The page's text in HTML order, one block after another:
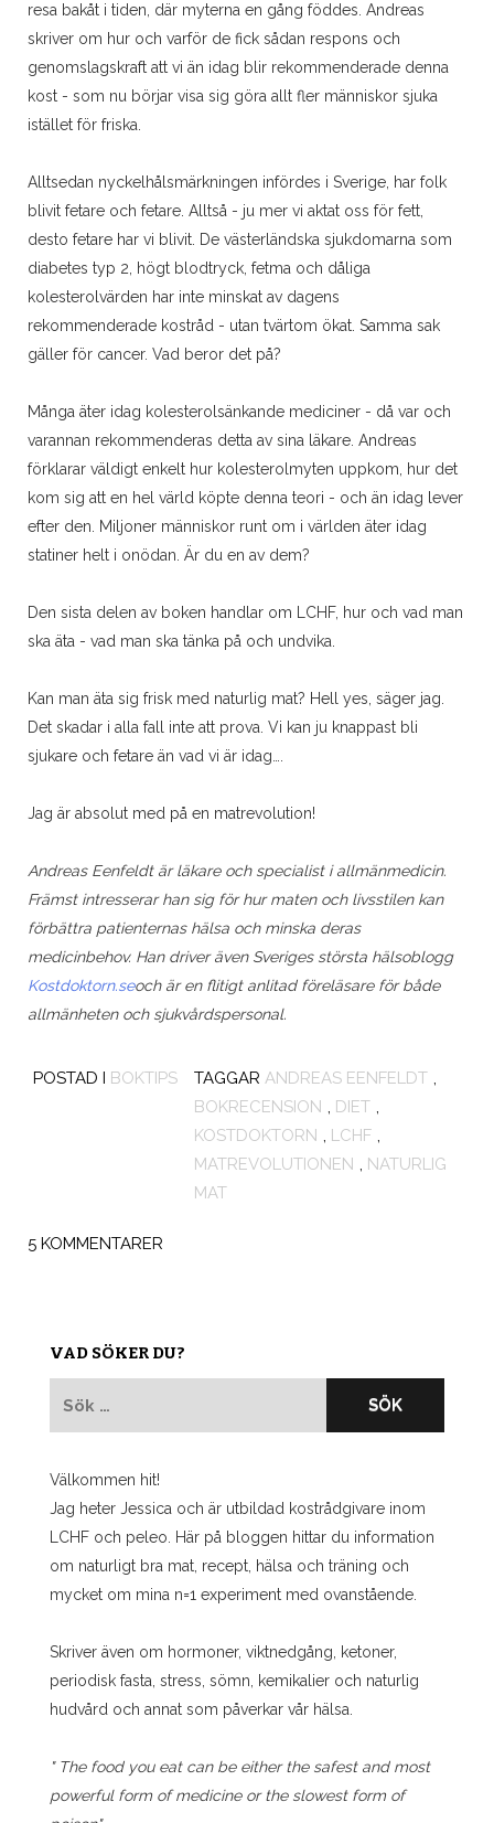
resa bakåt i tiden, där myterna en gång föddes. Andreas
skriver om hur och varför de fick sådan respons och
genomslagskraft att vi än idag blir rekommenderade denna
kost - som nu börjar visa sig göra allt fler människor sjuka
istället för friska.
Alltsedan nyckelhålsmärkningen infördes i Sverige, har folk
blivit fetare och fetare. Alltså - ju mer vi aktat oss för fett,
desto fetare har vi blivit. De västerländska sjukdomarna som
diabetes typ 2, högt blodtryck, fetma och dåliga
kolesterolvärden har inte minskat av dagens
rekommenderade kostråd - utan tvärtom ökat. Samma sak
gäller för cancer. Vad beror det på?
Många äter idag kolesterolsänkande mediciner - då var och
varannan rekommenderas detta av sina läkare. Andreas
förklarar väldigt enkelt hur kolesterolmyten uppkom, hur det
kom sig att en hel värld köpte denna teori - och än idag lever
efter den. Miljoner människor runt om i världen äter idag
statiner helt i onödan. Är du en av dem?
Den sista delen av boken handlar om LCHF, hur och vad man
ska äta - vad man ska tänka på och undvika.
Kan man äta sig frisk med naturlig mat? Hell yes, säger jag.
Det skadar i alla fall inte att prova. Vi kan ju knappast bli
sjukare och fetare än vad vi är idag….
Jag är absolut med på en matrevolution!
Andreas Eenfeldt är läkare och specialist i allmänmedicin.
Främst intresserar han sig för hur maten och livsstilenkan
förbättra patienternas hälsa och minska deras
medicinbehov. Han driver även Sveriges största hälsoblogg
Kostdoktorn.seoch är en flitigt anlitad föreläsare för både
allmänheten och sjukvårdspersonal.
POSTAD I BOKTIPS TAGGAR ANDREAS EENFELDT ,
BOKRECENSION , DIET ,
KOSTDOKTORN , LCHF ,
MATREVOLUTIONEN , NATURLIG
MAT
5 KOMMENTARER
VAD SÖKER DU?
Välkommen hit!
Jag heter Jessica och är utbildad kostrådgivare inom
LCHF och peleo. Här på bloggen hittar du information
om naturligt bra mat, recept, hälsa och träning och
mycket om mina n=1 experiment med ovanstående.
Skriver även om hormoner, viktnedgång, ketoner,
periodisk fasta, stress, sömn, kemikalier och naturlig
hudvård och annat som påverkar vår hälsa.
" The food you eat can be either the safest and most
powerful form of medicine or the slowest form of